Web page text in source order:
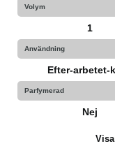
Volym
1
Användning
Efter-arbetet-
Parfymerad
Nej